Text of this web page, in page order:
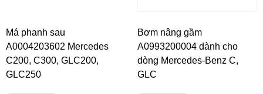
Má phanh sau
A0004203602 Mercedes
C200, C300, GLC200,
GLC250
Bơm nâng gầm
A0993200004 dành cho
dòng Mercedes-Benz C,
GLC